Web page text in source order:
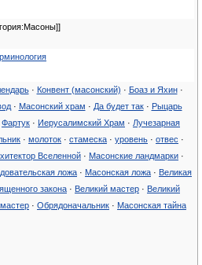
· Конвент (масонский) · Боаз и Яхин·
· Масонский храм‎ · Да будет так· Рыцарь
Фартук · Иерусалимский Храм · Лучезарная
· молоток · стамеска · уровень · отвес ·
Вселенной · Масонские ландмарки ·
ложа · Масонская ложа · Великая
закона · Великий мастер · Великий
· Обрядоначальник · Масонская тайна